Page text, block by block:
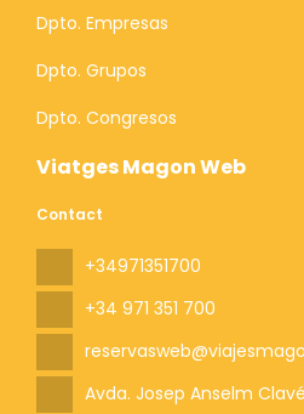
Viatges Magon Web
Contact
+34971351700
+34 971 351 700
Avda. Josep Anselm
Dpto. Empresas
Dpto. Grupos
Dpto. Congresos